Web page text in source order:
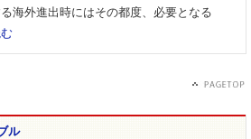
海外進出時にはその都度、必要となる
ル